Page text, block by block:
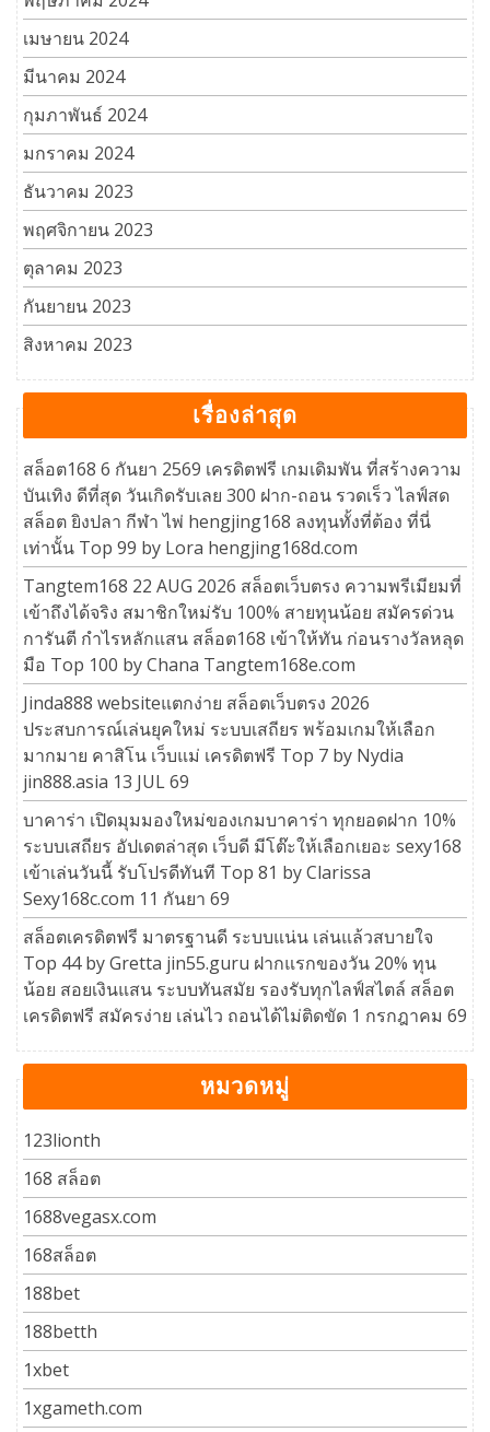
เมษายน 2024
มีนาคม 2024
กุมภาพันธ์ 2024
มกราคม 2024
ธันวาคม 2023
พฤศจิกายน 2023
ตุลาคม 2023
กันยายน 2023
สิงหาคม 2023
เรื่องล่าสุด
สล็อต168 6 กันยา 2569 เครดิตฟรี เกมเดิมพัน ที่สร้างความ
บันเทิง ดีที่สุด วันเกิดรับเลย 300 ฝาก-ถอน รวดเร็ว ไลฟ์สด
สล็อต ยิงปลา กีฬา ไพ่ hengjing168 ลงทุนทั้งที่ต้อง ที่นี่
เท่านั้น Top 99 by Lora hengjing168d.com
Tangtem168 22 AUG 2026 สล็อตเว็บตรง ความพรีเมียมที่
เข้าถึงได้จริง สมาชิกใหม่รับ 100% สายทุนน้อย สมัครด่วน
การันตี กำไรหลักแสน สล็อต168 เข้าให้ทัน ก่อนรางวัลหลุด
มือ Top 100 by Chana Tangtem168e.com
Jinda888 websiteแตกง่าย สล็อตเว็บตรง 2026
ประสบการณ์เล่นยุคใหม่ ระบบเสถียร พร้อมเกมให้เลือก
มากมาย คาสิโน เว็บแม่ เครดิตฟรี Top 7 by Nydia
jin888.asia 13 JUL 69
บาคาร่า เปิดมุมมองใหม่ของเกมบาคาร่า ทุกยอดฝาก 10%
ระบบเสถียร อัปเดตล่าสุด เว็บดี มีโต๊ะให้เลือกเยอะ sexy168
เข้าเล่นวันนี้ รับโปรดีทันที Top 81 by Clarissa
Sexy168c.com 11 กันยา 69
สล็อตเครดิตฟรี มาตรฐานดี ระบบแน่น เล่นแล้วสบายใจ
Top 44 by Gretta jin55.guru ฝากแรกของวัน 20% ทุน
น้อย สอยเงินแสน ระบบทันสมัย รองรับทุกไลฟ์สไตล์ สล็อต
เครดิตฟรี สมัครง่าย เล่นไว ถอนได้ไม่ติดขัด 1 กรกฎาคม 69
หมวดหมู่
123lionth
168 สล็อต
1688vegasx.com
168สล็อต
188bet
188betth
1xbet
1xgameth.com